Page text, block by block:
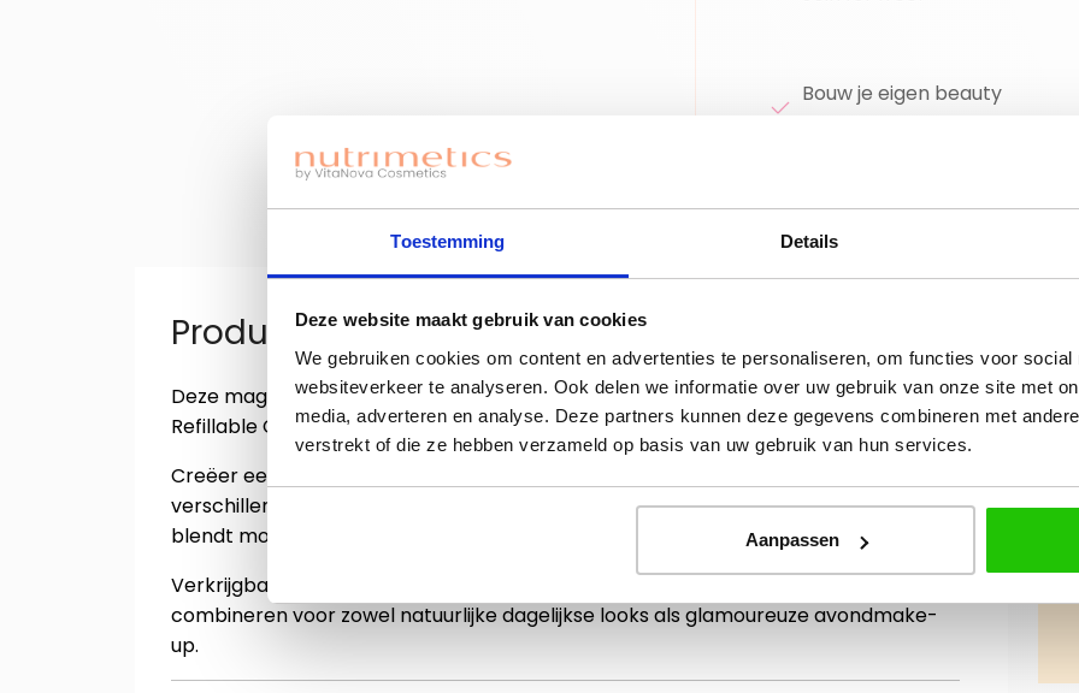
Toestemming Details
Deze website maakt gebruik van cookies
We gebruiken cookies om content en advertenties te personaliseren, om functies voor social
websiteverkeer te analyseren. Ook delen we informatie over uw gebruik van onze site met
media, adverteren en analyse. Deze partners kunnen deze gegevens combineren met
verstrekt of die ze hebben verzameld op basis van uw gebruik van hun services.
Aanpassen
Bouw je eigen beauty
Productinformatie "Eye Shadow Refill"
Deze magnetische oogschaduw refills zijn speciaal ontwikkeld voor de Nutrimetics
Refillable Colour Palette (apart verkrijgbaar).
Creëer eenvoudig jouw eigen gepersonaliseerde oogschaduwpalette met keuze uit
verschillende zijdezachte, sterk gepigmenteerde kleuren. De romige poedertextuur
blendt moeiteloos en zorgt voor een mooie, egale kleurafgifte.
Verkrijgbaar in zowel matte als shimmer finishes, zodat je eindeloos kunt
combineren voor zowel natuurlijke dagelijkse looks als glamoureuze avondmake-
up.